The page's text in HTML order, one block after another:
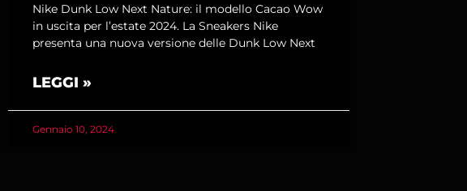
Nike Dunk Low Next Nature: il modello Cacao Wow
in uscita per l’estate 2024. La Sneakers Nike
presenta una nuova versione delle Dunk Low Next
LEGGI »
Gennaio 10, 2024